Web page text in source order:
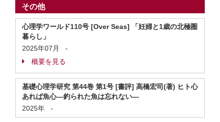
その他
心理学ワールド110号 [Over Seas] 「妊婦と1歳の北極圏
暮らし」
2025年07月
-
概要を見る
基礎心理学研究 第44巻 第1号 [書評] 高橋宏司(著) ヒト心
あれば魚心―釣られた魚は忘れない―
2025年
-